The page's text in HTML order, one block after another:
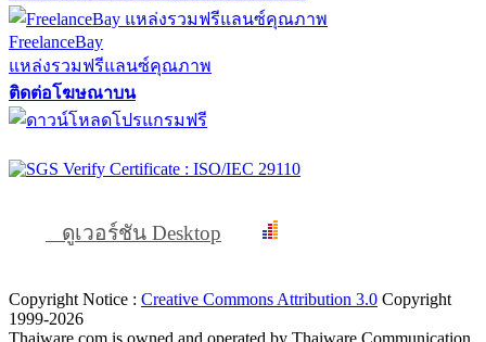
FreelanceBay
แหล่งรวมฟรีแลนซ์คุณภาพ
ติดต่อโฆษณาบน
ดูเวอร์ชัน Desktop
Copyright Notice : Creative Commons Attribution 3.0 Copyright
1999-2026
Thaiware.com is owned and operated by Thaiware Communication